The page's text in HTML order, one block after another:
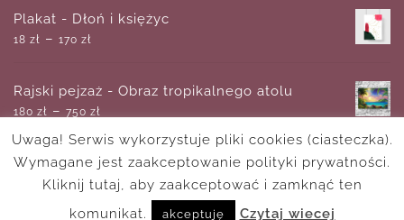
Plakat - Dłoń i księżyc
18 zł – 170 zł
Rajski pejzaż - Obraz tropikalnego atolu
180 zł – 750 zł
Tapeta z abstrakcyjnymi strukturami
zł–1,350 zł
Uwaga! Serwis wykorzystuje pliki cookies (ciasteczka).
Wymagane jest zaakceptowanie polityki prywatności.
Kliknij tutaj, aby zaakceptować i zamknąć ten
komunikat.
akceptuję Czytaj wiecej